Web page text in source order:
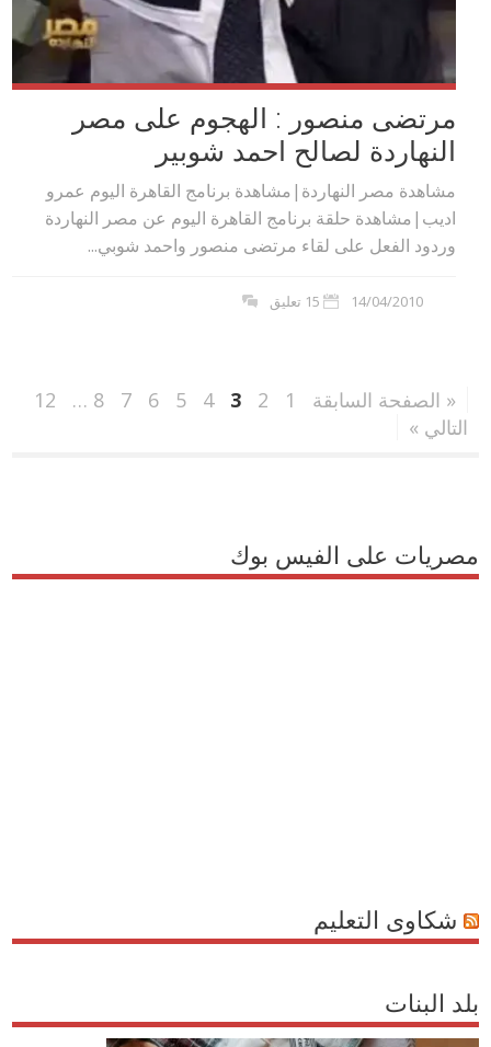
مرتضى منصور : الهجوم على مصر
النهاردة لصالح احمد شوبير
مشاهدة مصر النهاردة|مشاهدة برنامج القاهرة اليوم عمرو
اديب|مشاهدة حلقة برنامج القاهرة اليوم عن مصر النهاردة
وردود الفعل على لقاء مرتضى منصور واحمد شوبي...
14/04/2010 15 تعليق
« الصفحة السابقة 1
2
3
4
5
6
7
8
…
12
التالي »
مصريات على الفيس بوك
شكاوى التعليم
بلد البنات